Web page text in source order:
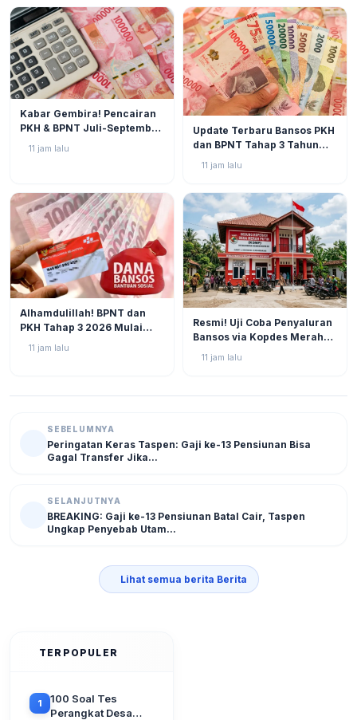
Kabar Gembira! Pencairan
PKH & BPNT Juli-September
2026 Kian Dekat, Status SPM
Muncul!
11 jam lalu
Update Terbaru Bansos PKH
dan BPNT Tahap 3 Tahun
2026: Progres di Akhir Juli
Semakin Mendekati
11 jam lalu
Alhamdulillah! BPNT dan
PKH Tahap 3 2026 Mulai
Bergulir, Simak Jadwal dan
Status Terbarunya di SIKS-
11 jam lalu
Resmi! Uji Coba Penyaluran
Bansos via Kopdes Merah
Putih Digelar Akhir Agustus
2026
11 jam lalu
SEBELUMNYA
Peringatan Keras Taspen: Gaji ke-13 Pensiunan Bisa
Gagal Transfer Jika...
SELANJUTNYA
BREAKING: Gaji ke-13 Pensiunan Batal Cair, Taspen
Ungkap Penyebab Utam...
Lihat semua berita Berita
TERPOPULER
1
100 Soal Tes
Perangkat Desa